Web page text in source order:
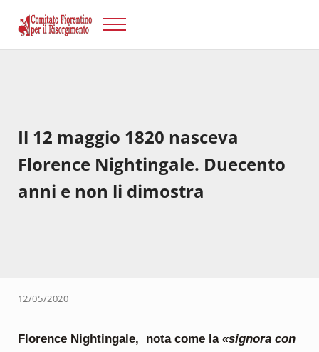
Risorgimento Firenze
Menu
Il 12 maggio 1820 nasceva
Florence Nightingale. Duecento
anni e non li dimostra
12/05/2020
Florence Nightingale, nota come la «signora con